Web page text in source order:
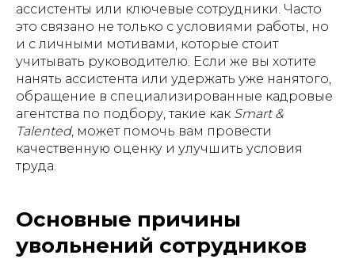
ассистенты или ключевые сотрудники. Часто
это связано не только с условиями работы, но
и с личными мотивами, которые стоит
учитывать руководителю. Если же вы хотите
нанять ассистента или удержать уже нанятого,
обращение в специализированные кадровые
агентства по подбору, такие как Smart &
Talented, может помочь вам провести
качественную оценку и улучшить условия
труда.
Основные причины
увольнений сотрудников